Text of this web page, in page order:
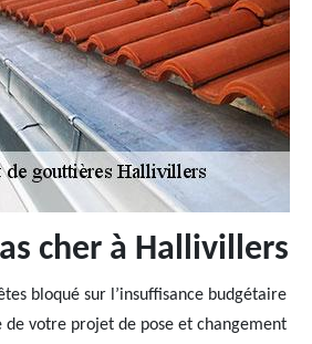
cher à Hallivillers
bloqué sur l’insuffisance budgétaire
votre projet de pose et changement